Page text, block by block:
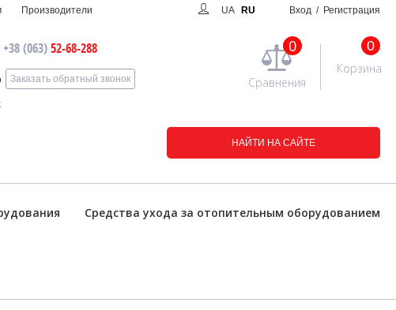
Производители UA RU Вход / Регистрация
0
Сравнения
0
Корзина
+38 (063)52-68-288
Заказать обратный звонок
НАЙТИ НА САЙТЕ
Средства ухода за отопительным оборудованием